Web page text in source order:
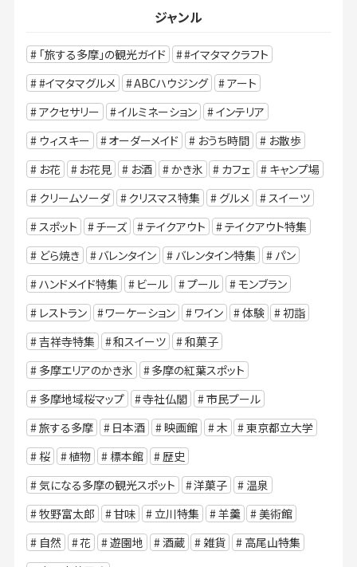
ジャンル
「旅する多摩」の観光ガイド
#イマタマクラフト
#イマタマグルメ
ABCハウジング
アート
アクセサリー
イルミネーション
インテリア
ウィスキー
オーダーメイド おうち時間
お散歩
お花
お花見 お酒 かき氷 カフェ
キャンプ場
クリームソーダ
クリスマス特集 グルメ
スイーツ
スポット
チーズ テイクアウト
テイクアウト特集
どら焼き
バレンタイン バレンタイン特集
パン
ハンドメイド特集
ビール プール
モンブラン
レストラン
ワーケーション ワイン 体験
初詣
吉祥寺特集
和スイーツ
和菓子
多摩エリアのかき氷
多摩の紅葉スポット
多摩地域桜マップ
寺社仏閣
市民プール
旅する多摩
日本酒 映画館 木
東京都立大学
桜
植物 標本館
歴史
気になる多摩の観光スポット
洋菓子
温泉
牧野富太郎
甘味 立川特集 羊羹
美術館
自然
花 遊園地 酒蔵 雑貨
高尾山特集